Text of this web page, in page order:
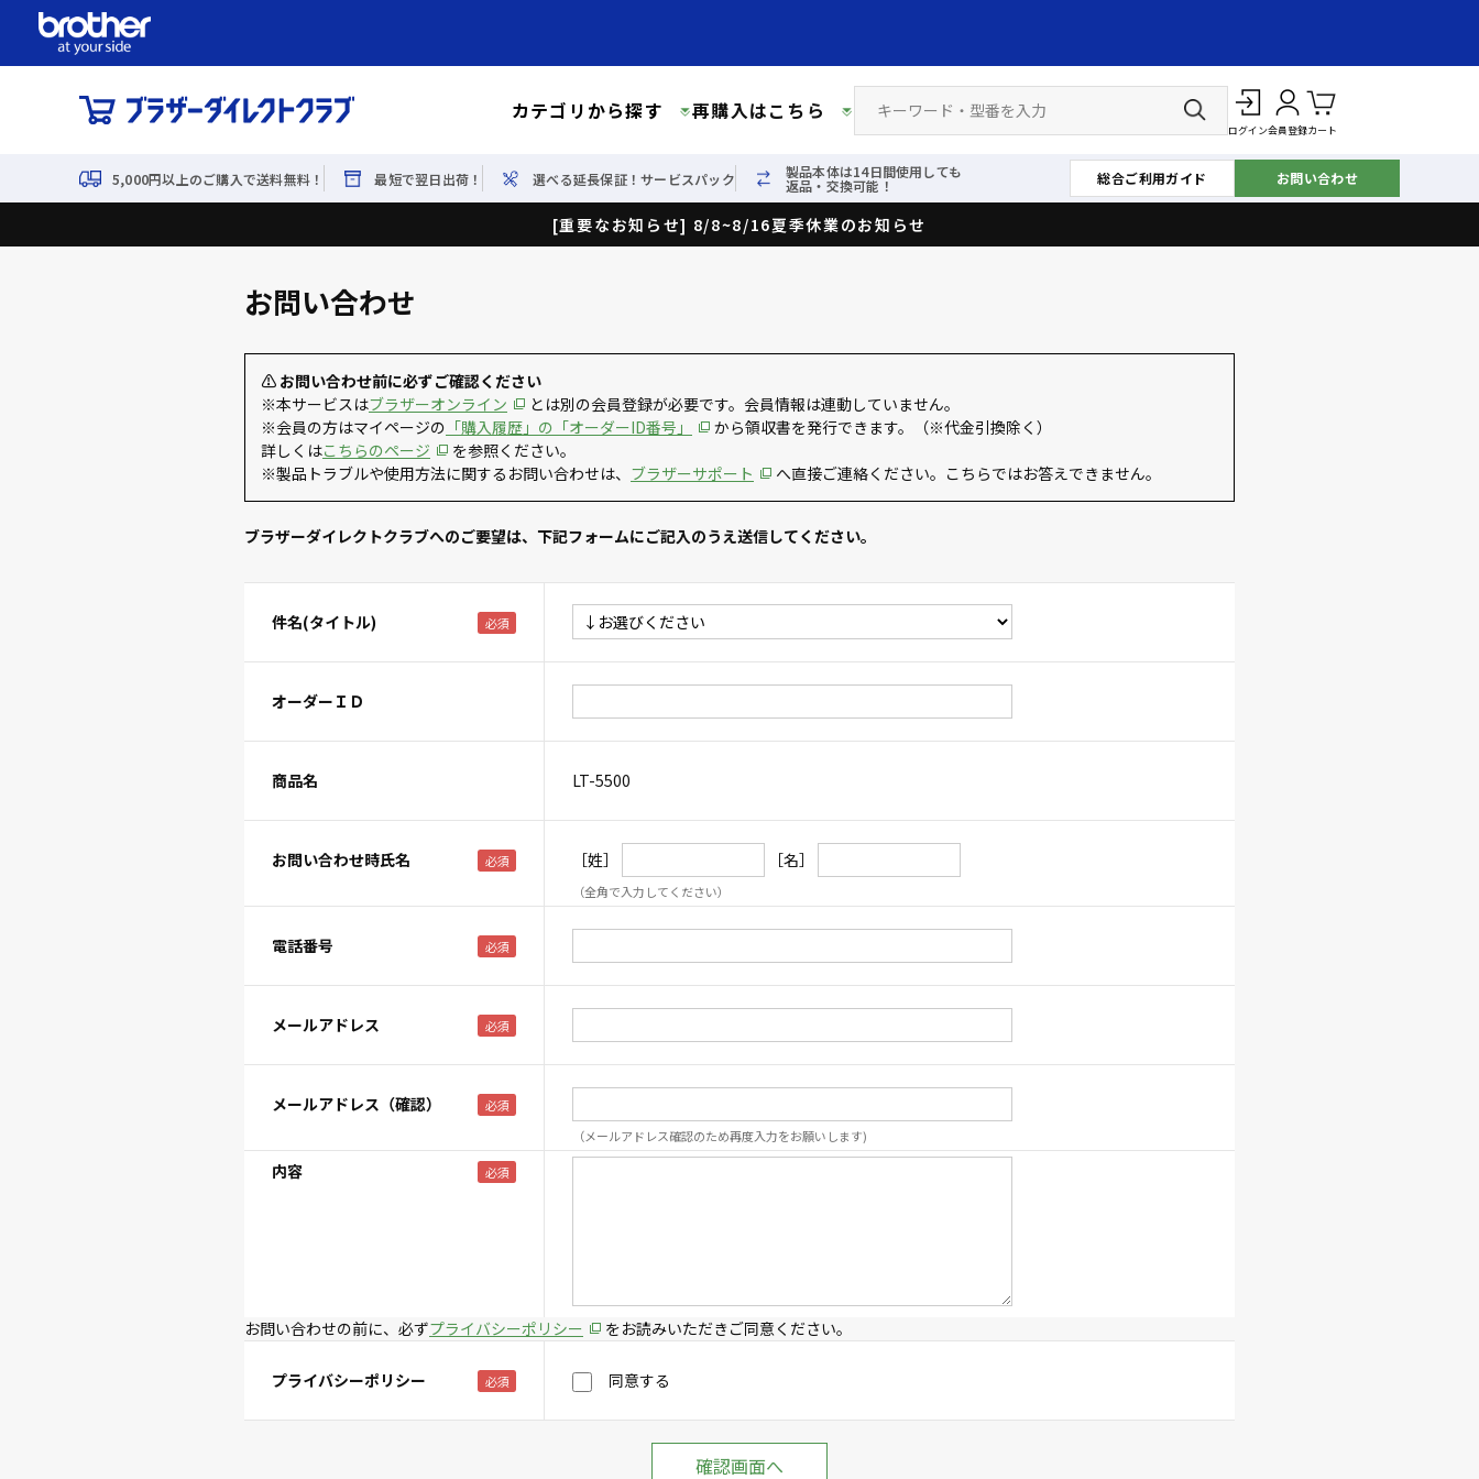
カテゴリから探す 再購入はこちら
ログイン会員登録カート
5,000円以上のご購入で送料無料！ 最短で翌日出荷！ 選べる延長保証！サービスパック 製品本体は14日間使用しても
返品・交換可能！ 総合ご利用ガイド お問い合わせ
[重要なお知らせ] 8/8~8/16夏季休業のお知らせ
お問い合わせ
⚠ お問い合わせ前に必ずご確認ください
※本サービスはブラザーオンライン
とは別の会員登録が必要です。会員情報は連動していません。
※会員の方はマイページの 「購入履歴」の「オーダーID番号」
から領収書を発行できます。（※代金引換除く）
詳しくはこちらのページ
を参照ください。
※製品トラブルや使用方法に関するお問い合わせは、 ブラザーサポート へ直接ご連絡ください。こちらではお答えできません。
ブラザーダイレクトクラブへのご要望は、下記フォームにご記入のうえ送信してください。
件名(タイトル)
オーダーＩＤ
商品名 LT-5500
お問い合わせ時氏名 ［姓］ ［名］
（全角で入力してください）
電話番号
メールアドレス
メールアドレス（確認）
（メールアドレス確認のため再度入力をお願いします)
内容
お問い合わせの前に、必ずプライバシーポリシー をお読みいただきご同意ください。
プライバシーポリシー 同意する